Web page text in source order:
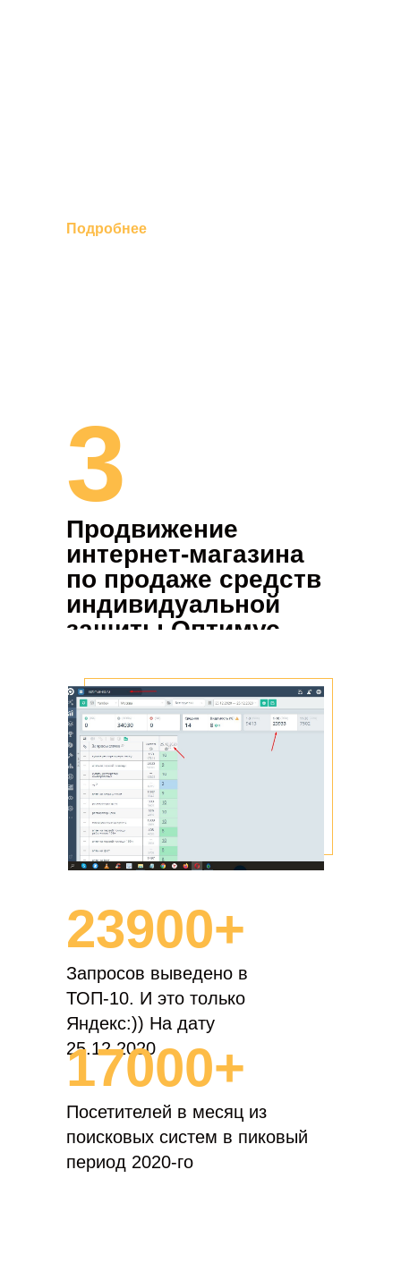
Подробнее
3
Продвижение
интернет-магазина
по продаже средств
индивидуальной
защиты Оптимус
23900+
Запросов выведено в
ТОП-10. И это только
Яндекс:)) На дату
25.12.2020
17000+
Посетителей в месяц из
поисковых систем в пиковый
период 2020-го